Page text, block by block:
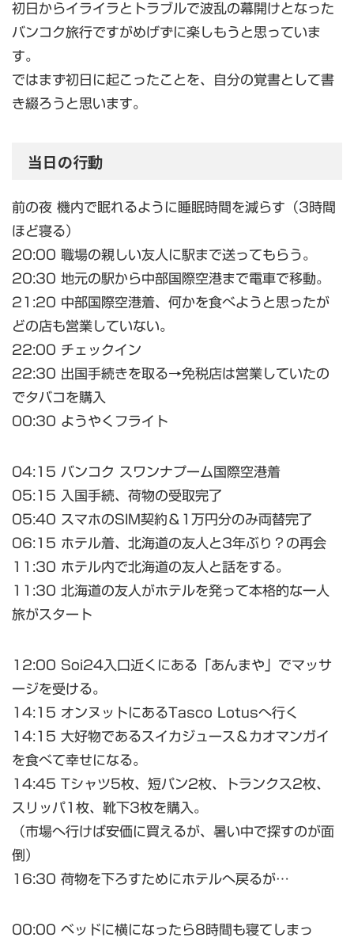
初日からイライラとトラブルで波乱の幕開けとなった
バンコク旅行ですがめげずに楽しもうと思っていま
す。
ではまず初日に起こったことを、自分の覚書として書
き綴ろうと思います。
当日の行動
前の夜 機内で眠れるように睡眠時間を減らす（3時間
ほど寝る）
20:00 職場の親しい友人に駅まで送ってもらう。
20:30 地元の駅から中部国際空港まで電車で移動。
21:20 中部国際空港着、何かを食べようと思ったが
どの店も営業していない。
22:00 チェックイン
22:30 出国手続きを取る→免税店は営業していたの
でタバコを購入
00:30 ようやくフライト
04:15 バンコク スワンナプーム国際空港着
05:15 入国手続、荷物の受取完了
05:40 スマホのSIM契約＆1万円分のみ両替完了
06:15 ホテル着、北海道の友人と3年ぶり？の再会
11:30 ホテル内で北海道の友人と話をする。
11:30 北海道の友人がホテルを発って本格的な一人
旅がスタート
12:00 Soi24入口近くにある「あんまや」でマッサ
ージを受ける。
14:15 オンヌットにあるTasco Lotusへ行く
14:15 大好物であるスイカジュース＆カオマンガイ
を食べて幸せになる。
14:45 Tシャツ5枚、短パン2枚、トランクス2枚、
スリッパ1枚、靴下3枚を購入。
（市場へ行けば安価に買えるが、暑い中で探すのが面
倒）
16:30 荷物を下ろすためにホテルへ戻るが…
00:00 ベッドに横になったら8時間も寝てしまっ